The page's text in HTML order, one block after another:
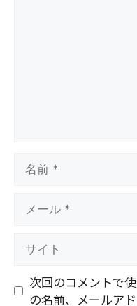
次回のコメントで
の名前、メールア